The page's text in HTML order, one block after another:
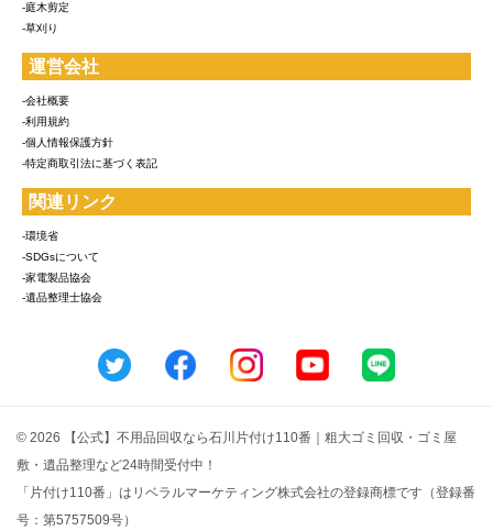
-庭木剪定
-草刈り
運営会社
-会社概要
-利用規約
-個人情報保護方針
-特定商取引法に基づく表記
関連リンク
-環境省
-SDGsについて
-家電製品協会
-遺品整理士協会
© 2026 【公式】不用品回収なら石川片付け110番｜粗大ゴミ回収・ゴミ屋
敷・遺品整理など24時間受付中！
「片付け110番」はリベラルマーケティング株式会社の登録商標です（登録番
号：第5757509号）